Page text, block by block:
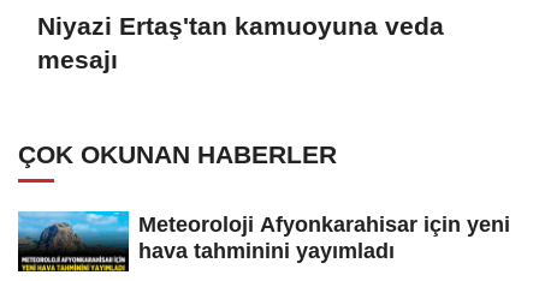
Niyazi Ertaş'tan kamuoyuna veda
mesajı
ÇOK OKUNAN HABERLER
Meteoroloji Afyonkarahisar için yeni
hava tahminini yayımladı